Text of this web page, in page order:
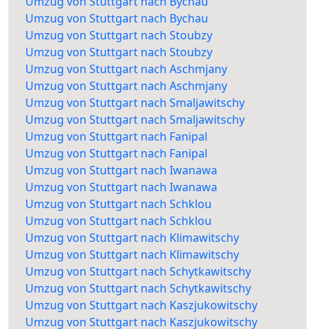
Umzug von Stuttgart nach Bychau
Umzug von Stuttgart nach Stoubzy
Umzug von Stuttgart nach Stoubzy
Umzug von Stuttgart nach Aschmjany
Umzug von Stuttgart nach Aschmjany
Umzug von Stuttgart nach Smaljawitschy
Umzug von Stuttgart nach Smaljawitschy
Umzug von Stuttgart nach Fanipal
Umzug von Stuttgart nach Fanipal
Umzug von Stuttgart nach Iwanawa
Umzug von Stuttgart nach Iwanawa
Umzug von Stuttgart nach Schklou
Umzug von Stuttgart nach Schklou
Umzug von Stuttgart nach Klimawitschy
Umzug von Stuttgart nach Klimawitschy
Umzug von Stuttgart nach Schytkawitschy
Umzug von Stuttgart nach Schytkawitschy
Umzug von Stuttgart nach Kaszjukowitschy
Umzug von Stuttgart nach Kaszjukowitschy